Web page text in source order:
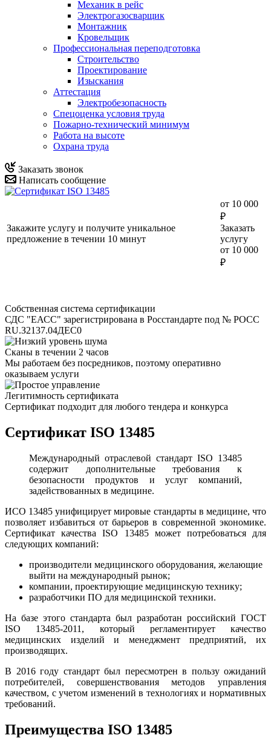
Механик в рейс
Электрогазосварщик
Монтажник
Кровельщик
Профессиональная переподготовка
Строительство
Проектирование
Изыскания
Аттестация
Электробезопасность
Спецоценка условия труда
Пожарно-технический минимум
Работа на высоте
Охрана труда
Заказать звонок
Написать сообщение
Закажите услугу и получите уникальное
предложение в течении 10 минут
от 10 000
₽
Заказать
услугу
от 10 000
₽
Собственная система сертификации
СДС "ЕАСС" зарегистрирована в Росстандарте под № РОСС
RU.З2137.04ДЕС0
Сканы в течении 2 часов
Мы работаем без посредников, поэтому оперативно
оказываем услуги
Легитимность сертификата
Сертификат подходит для любого тендера и конкурса
Сертификат ISO 13485
Международный отраслевой стандарт ISO 13485
содержит дополнительные требования к
безопасности продуктов и услуг компаний,
задействованных в медицине.
ИСО 13485 унифицирует мировые стандарты в медицине, что
позволяет избавиться от барьеров в современной экономике.
Сертификат качества ISO 13485 может потребоваться для
следующих компаний:
производители медицинского оборудования, желающие
выйти на международный рынок;
компании, проектирующие медицинскую технику;
разработчики ПО для медицинской техники.
На базе этого стандарта был разработан российский ГОСТ
ISO 13485-2011, который регламентирует качество
медицинских изделий и менеджмент предприятий, их
производящих.
В 2016 году стандарт был пересмотрен в пользу ожиданий
потребителей, совершенствования методов управления
качеством, с учетом изменений в технологиях и нормативных
требований.
Преимущества ISO 13485